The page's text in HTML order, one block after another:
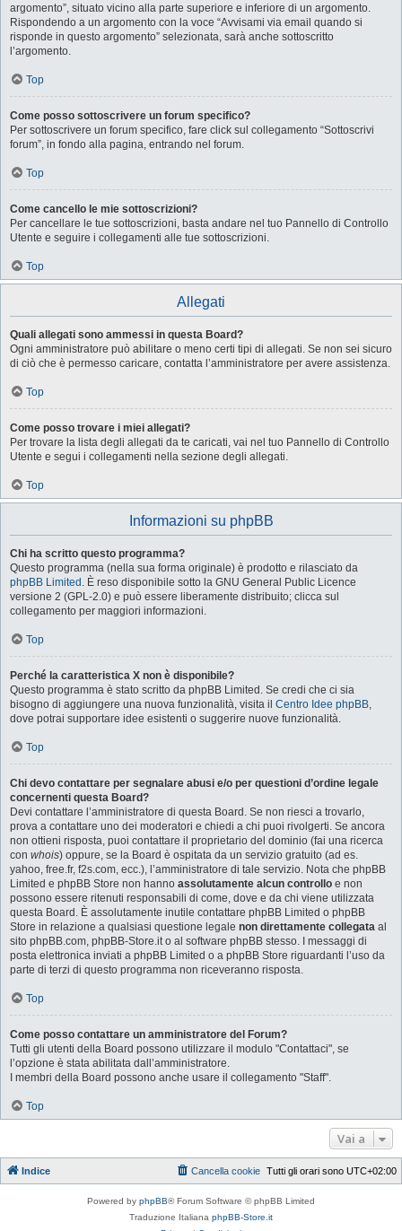
argomento”, situato vicino alla parte superiore e inferiore di un argomento.
Rispondendo a un argomento con la voce “Avvisami via email quando si
risponde in questo argomento” selezionata, sarà anche sottoscritto
l’argomento.
Top
Come posso sottoscrivere un forum specifico?
Per sottoscrivere un forum specifico, fare click sul collegamento “Sottoscrivi
forum”, in fondo alla pagina, entrando nel forum.
Top
Come cancello le mie sottoscrizioni?
Per cancellare le tue sottoscrizioni, basta andare nel tuo Pannello di Controllo
Utente e seguire i collegamenti alle tue sottoscrizioni.
Top
Allegati
Quali allegati sono ammessi in questa Board?
Ogni amministratore può abilitare o meno certi tipi di allegati. Se non sei sicuro
di ciò che è permesso caricare, contatta l’amministratore per avere assistenza.
Top
Come posso trovare i miei allegati?
Per trovare la lista degli allegati da te caricati, vai nel tuo Pannello di Controllo
Utente e segui i collegamenti nella sezione degli allegati.
Top
Informazioni su phpBB
Chi ha scritto questo programma?
Questo programma (nella sua forma originale) è prodotto e rilasciato da
phpBB Limited . È reso disponibile sotto la GNU General Public Licence
versione 2 (GPL-2.0) e può essere liberamente distribuito; clicca sul
collegamento per maggiori informazioni.
Top
Perché la caratteristica X non è disponibile?
Questo programma è stato scritto da phpBB Limited. Se credi che ci sia
bisogno di aggiungere una nuova funzionalità, visita il Centro Idee phpBB,
dove potrai supportare idee esistenti o suggerire nuove funzionalità.
Top
Chi devo contattare per segnalare abusi e/o per questioni d’ordine legale
concernenti questa Board?
Devi contattare l’amministratore di questa Board. Se non riesci a trovarlo,
prova a contattare uno dei moderatori e chiedi a chi puoi rivolgerti. Se ancora
non ottieni risposta, puoi contattare il proprietario del dominio (fai una ricerca
con whois) oppure, se la Board è ospitata da un servizio gratuito (ad es.
yahoo, free.fr, f2s.com, ecc.), l’amministratore di tale servizio. Nota che phpBB
Limited e phpBB Store non hanno assolutamente alcun controllo e non
possono essere ritenuti responsabili di come, dove e da chi viene utilizzata
questa Board. È assolutamente inutile contattare phpBB Limited o phpBB
Store in relazione a qualsiasi questione legale non direttamente collegata al
sito phpBB.com, phpBB-Store.it o al software phpBB stesso. I messaggi di
posta elettronica inviati a phpBB Limited o a phpBB Store riguardanti l’uso da
parte di terzi di questo programma non riceveranno risposta.
Top
Come posso contattare un amministratore del Forum?
Tutti gli utenti della Board possono utilizzare il modulo "Contattaci", se
l’opzione è stata abilitata dall’amministratore.
I membri della Board possono anche usare il collegamento "Staff".
Top
Vai a
Indice Tutti gli orari sono UTC+02:00
Cancella cookie
Powered by phpBB® Forum Software © phpBB Limited
Traduzione Italiana phpBB-Store.it